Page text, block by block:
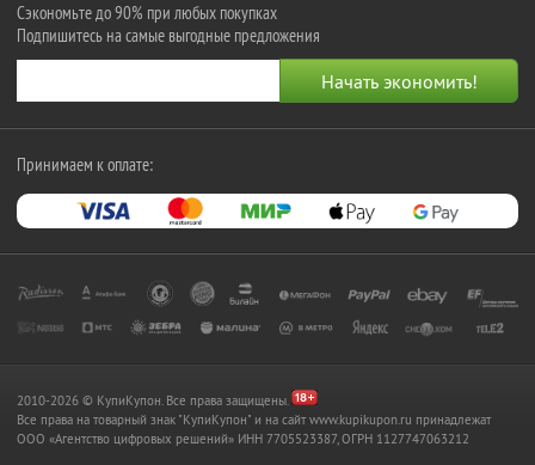
Сэкономьте до 90% при любых покупках
Подпишитесь на самые выгодные предложения
Принимаем к оплате:
2010-2026 © КупиКупон. Все права защищены.
Все права на товарный знак "КупиКупон" и на сайт www.kupikupon.ru принадлежат
OOO «Агентство цифровых решений» ИНН 7705523387, ОГРН 1127747063212